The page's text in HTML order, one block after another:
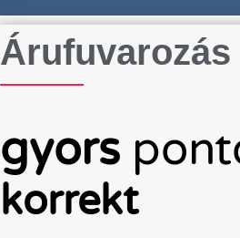
Árufuvarozás
gyors
korrekt